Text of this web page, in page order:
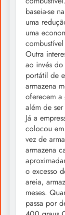
baseia-se
uma
uma
Outra
ao invés
portátil de
armazena
oferecem
além de
Já a
colocou
vez de
armazena
o excesso
areia,
meses.
passa por